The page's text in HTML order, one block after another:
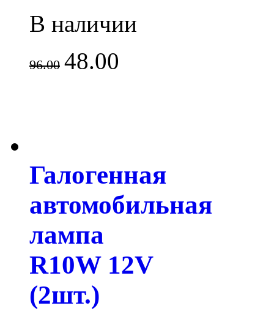
В наличии
96.00 48.00
Галогенная
автомобильная
лампа
R10W 12V
(2шт.)